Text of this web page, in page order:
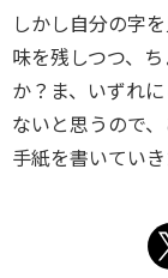
しかし自分の字
味を残しつつ、
か？ま、いずれ
ないと思うので
手紙を書いていき